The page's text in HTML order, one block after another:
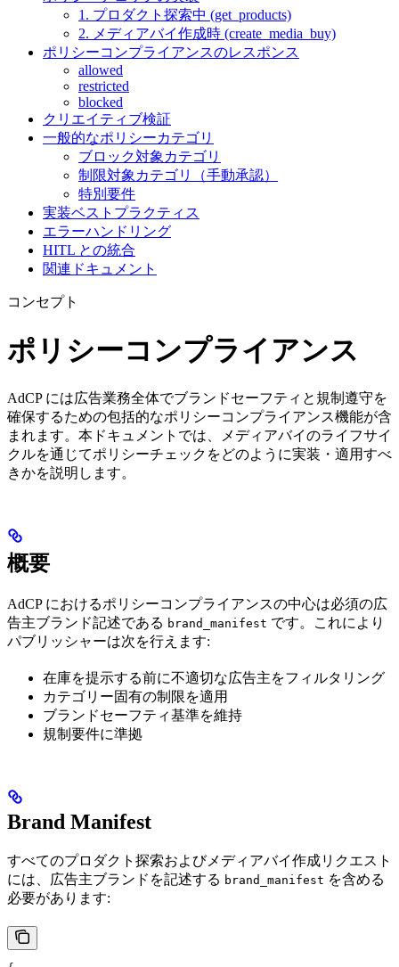
1. プロダクト探索中 (get_products)
2. メディアバイ作成時 (create_media_buy)
ポリシーコンプライアンスのレスポンス
allowed
restricted
blocked
クリエイティブ検証
一般的なポリシーカテゴリ
ブロック対象カテゴリ
制限対象カテゴリ（手動承認）
特別要件
実装ベストプラクティス
エラーハンドリング
HITL との統合
関連ドキュメント
コンセプト
ポリシーコンプライアンス
AdCP には広告業務全体でブランドセーフティと規制遵守を
確保するための包括的なポリシーコンプライアンス機能が含
まれます。本ドキュメントでは、メディアバイのライフサイ
クルを通じてポリシーチェックをどのように実装・適用すべ
きかを説明します。
概要
AdCP におけるポリシーコンプライアンスの中心は必須の広
告主ブランド記述である brand_manifest です。これにより
パブリッシャーは次を行えます:
在庫を提示する前に不適切な広告主をフィルタリング
カテゴリー固有の制限を適用
ブランドセーフティ基準を維持
規制要件に準拠
Brand Manifest
すべてのプロダクト探索およびメディアバイ作成リクエスト
には、広告主ブランドを記述する brand_manifest を含める
必要があります: